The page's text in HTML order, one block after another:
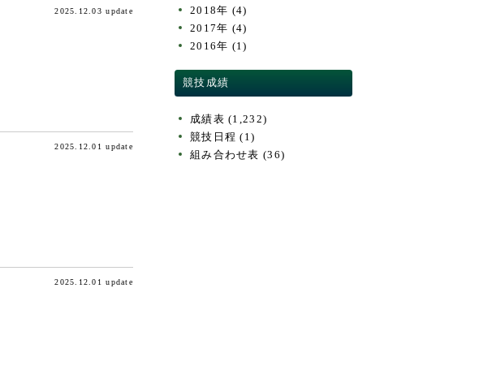
2025.12.03 update
2025.12.01 update
2025.12.01 update
2018年 (4)
2017年 (4)
2016年 (1)
競技成績
成績表 (1,232)
競技日程 (1)
組み合わせ表 (36)